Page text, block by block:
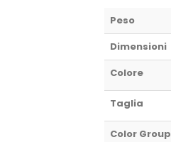
Peso
Dimensioni
Colore
Taglia
Color Group